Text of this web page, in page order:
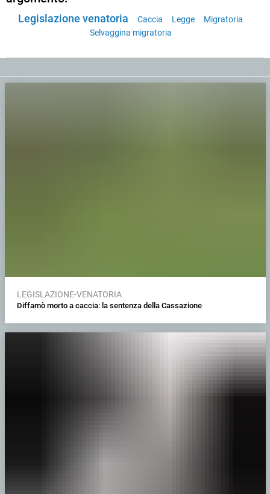
Legislazione venatoria Caccia Legge
Migratoria
Selvaggina migratoria
LEGISLAZIONE-VENATORIA
Diffamò morto a caccia: la sentenza della Cassazione